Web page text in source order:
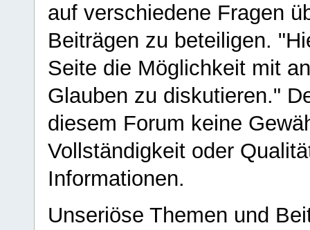
auf verschiedene Fragen
Beiträgen zu beteiligen.
Seite die Möglichkeit mit
Glauben zu diskutieren."
diesem Forum keine
Vollständigkeit oder
Informationen.
Unseriöse Themen und